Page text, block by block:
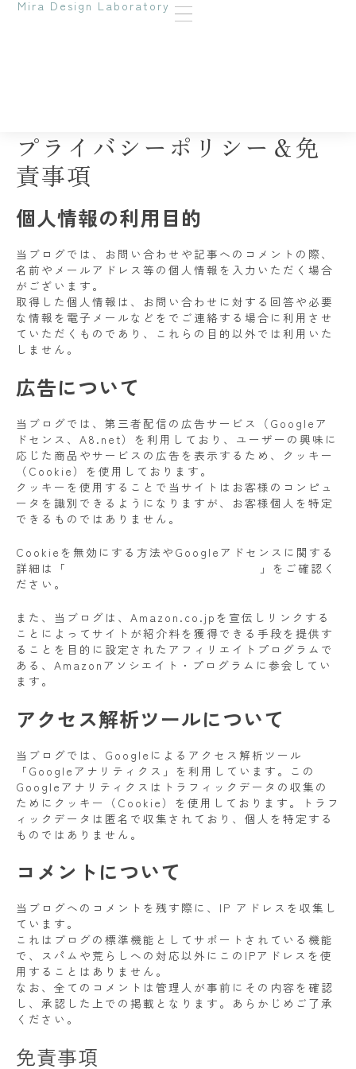
Mira Design Laboratory
プライバシーポリシー＆免
責事項
個人情報の利用目的
当ブログでは、お問い合わせや記事へのコメントの際、
名前やメールアドレス等の個人情報を入力いただく場合
がございます。
取得した個人情報は、お問い合わせに対する回答や必要
な情報を電子メールなどをでご連絡する場合に利用させ
ていただくものであり、これらの目的以外では利用いた
しません。
広告について
当ブログでは、第三者配信の広告サービス（Googleア
ドセンス、A8.net）を利用しており、ユーザーの興味に
応じた商品やサービスの広告を表示するため、クッキー
（Cookie）を使用しております。
クッキーを使用することで当サイトはお客様のコンピュ
ータを識別できるようになりますが、お客様個人を特定
できるものではありません。
Cookieを無効にする方法やGoogleアドセンスに関する
詳細は「
」をご確認く
ださい。
また、当ブログは、Amazon.co.jpを宣伝しリンクする
ことによってサイトが紹介料を獲得できる手段を提供す
ることを目的に設定されたアフィリエイトプログラムで
ある、Amazonアソシエイト・プログラムに参会してい
ます。
アクセス解析ツールについて
当ブログでは、Googleによるアクセス解析ツール
「Googleアナリティクス」を利用しています。この
Googleアナリティクスはトラフィックデータの収集の
ためにクッキー（Cookie）を使用しております。トラフ
ィックデータは匿名で収集されており、個人を特定する
ものではありません。
コメントについて
当ブログへのコメントを残す際に、IP アドレスを収集し
ています。
これはブログの標準機能としてサポートされている機能
で、スパムや荒らしへの対応以外にこのIPアドレスを使
用することはありません。
なお、全てのコメントは管理人が事前にその内容を確認
し、承認した上での掲載となります。あらかじめご了承
ください。
免責事項